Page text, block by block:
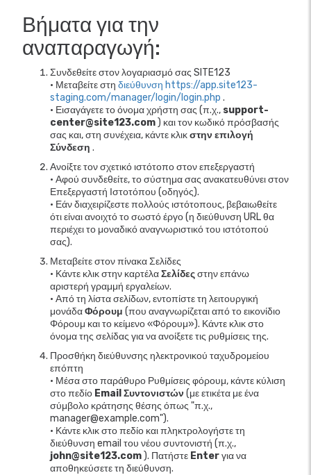
Βήματα για την
αναπαραγωγή:
Συνδεθείτε στον λογαριασμό σας SITE123
• Μεταβείτε στη διεύθυνση https://app.site123-
staging.com/manager/login/login.php .
• Εισαγάγετε το όνομα χρήστη σας (π.χ., support-
center@site123.com) και τον κωδικό πρόσβασής
σας και, στη συνέχεια, κάντε κλικστην επιλογή
Σύνδεση .
Ανοίξτε τον σχετικό ιστότοπο στον επεξεργαστή
• Αφού συνδεθείτε, το σύστημα σας ανακατευθύνει στον
Επεξεργαστή Ιστοτόπου (οδηγός).
• Εάν διαχειρίζεστε πολλούς ιστότοπους, βεβαιωθείτε
ότι είναι ανοιχτό το σωστό έργο (η διεύθυνση URL θα
περιέχει το μοναδικό αναγνωριστικό του ιστότοπού
σας).
Μεταβείτε στον πίνακα Σελίδες
• Κάντε κλικ στην καρτέλαΣελίδεςστην επάνω
αριστερή γραμμή εργαλείων.
• Από τη λίστα σελίδων, εντοπίστε τη λειτουργική
μονάδαΦόρουμ (που αναγνωρίζεται από το εικονίδιο
Φόρουμ και το κείμενο «Φόρουμ»). Κάντε κλικ στο
όνομα της σελίδας για να ανοίξετε τις ρυθμίσεις της.
Προσθήκη διεύθυνσης ηλεκτρονικού ταχυδρομείου
επόπτη
• Μέσα στο παράθυρο Ρυθμίσεις φόρουμ, κάντε κύλιση
στο πεδίο Email Συντονιστών(με ετικέτα με ένα
σύμβολο κράτησης θέσης όπως "π.χ.,
manager@example.com").
• Κάντε κλικ στο πεδίο και πληκτρολογήστε τη
διεύθυνση email του νέου συντονιστή (π.χ.,
john@site123.com). Πατήστε Enterγια να
αποθηκεύσετε τη διεύθυνση.